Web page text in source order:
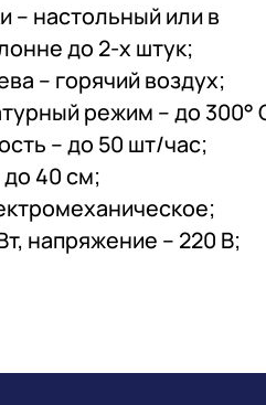
– настольный или в
до 2-х штук;
– горячий воздух;
режим – до 300°
– до 50 шт/час;
40 см;
напряжение – 220 В;